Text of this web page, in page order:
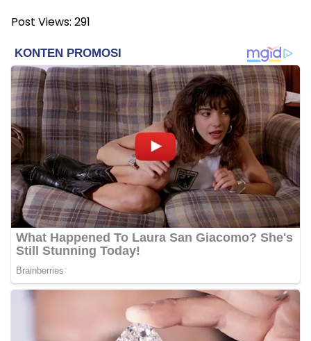
Post Views: 291